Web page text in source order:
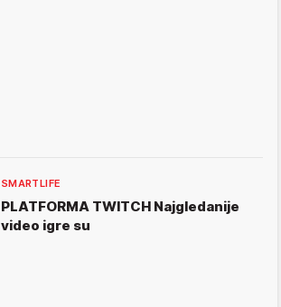
SMARTLIFE
PLATFORMA TWITCH Najgledanije
video igre su